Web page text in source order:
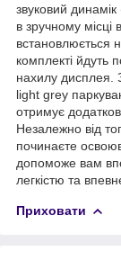
звуковий
в зручному місці
встановлюється
комплекті йдуть
нахилу дисплея.
light grey
отримує
Незалежно від
починаєте
допоможе вам
легкістю та
Приховати